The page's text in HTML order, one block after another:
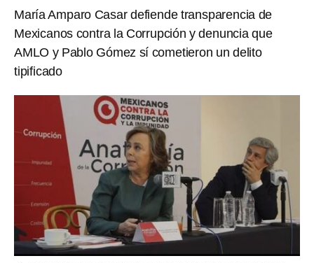
María Amparo Casar defiende transparencia de
Mexicanos contra la Corrupción y denuncia que
AMLO y Pablo Gómez sí cometieron un delito
tipificado